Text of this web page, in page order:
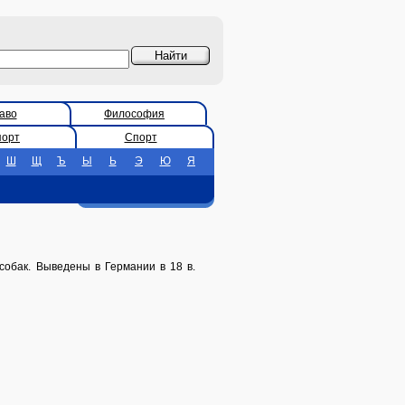
Философия
Спорт
Ш Щ Ъ Ы Ь Э Ю Я
Выведены в Германии в 18 в.